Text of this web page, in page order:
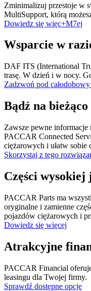
Zminimalizuj przestoje w
MultiSupport, którą
Dowiedz się więc+M7ej
Wsparcie w
DAF ITS (International
trasę. W dzień i w nocy.
Zadzwoń pod
Bądź na bieżąco
Zawsze pewne
PACCAR Connected
ciężarowych i ułatw sobie
Skorzystaj z tego
Części wysokiej
PACCAR Parts ma
oryginalne i zamienne
pojazdów ciężarowych i
Dowiedz się więcej
Atrakcyjne
PACCAR Financial
leasingu dla Twojej firmy.
Sprawdź dostępne opcje